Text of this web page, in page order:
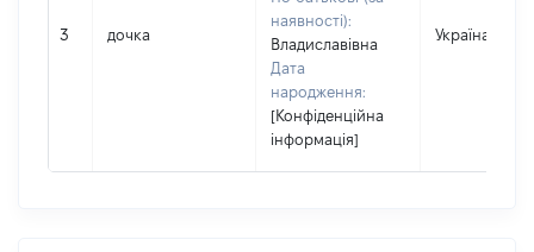
3 дочка
наявності):
Владиславівна
Дата
народження:
[Конфіденційна
інформація]
Україна